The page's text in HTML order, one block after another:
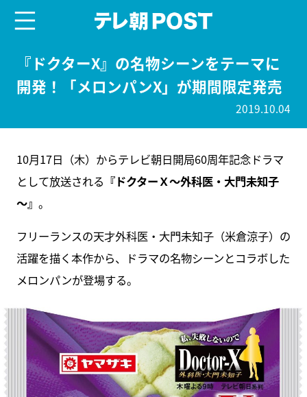
『ドクターX』の名物シーンをテーマに
開発！「メロンパンX」が期間限定発売
2019.10.04
10月17日（木）からテレビ朝日開局60周年記念ドラマ
として放送される 『ドクターＸ～外科医・大門未知子
～』 。
フリーランスの天才外科医・大門未知子（米倉涼子）の
活躍を描く本作から、ドラマの名物シーンとコラボした
メロンパンが登場する。